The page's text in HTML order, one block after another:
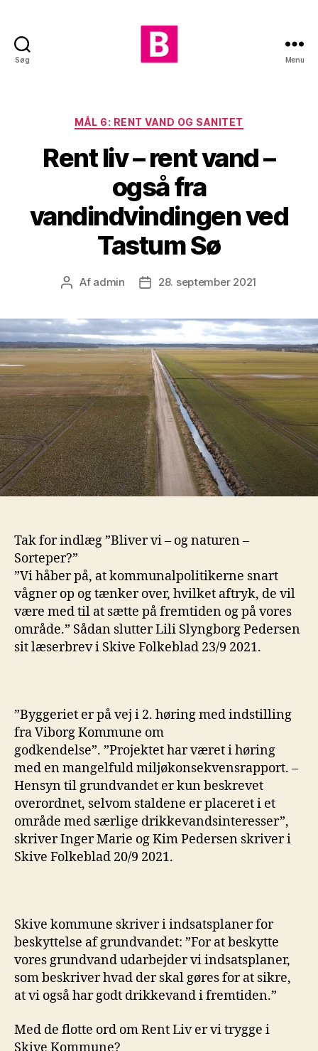
Søg Menu
Kategorier
MÅL 6: RENT VAND OG SANITET
Rent liv – rent vand –
også fra
vandindvindingen ved
Tastum Sø
Indlægsforfatter
Af admin Indlægsdato
28. september 2021
Tak for indlæg ”Bliver vi – og naturen –
Sorteper?”
”Vi håber på, at kommunalpolitikerne snart
vågner op og tænker over, hvilket aftryk, de vil
være med til at sætte på fremtiden og på vores
område.” Sådan slutter Lili Slyngborg Pedersen
sit læserbrev i Skive Folkeblad 23/9 2021.
”Byggeriet er på vej i 2. høring med indstilling
fra Viborg Kommune om
godkendelse”. ”Projektet har været i høring
med en mangelfuld miljøkonsekvensrapport. –
Hensyn til grundvandet er kun beskrevet
overordnet, selvom staldene er placeret i et
område med særlige drikkevandsinteresser”,
skriver Inger Marie og Kim Pedersen skriver i
Skive Folkeblad 20/9 2021.
Skive kommune skriver i indsatsplaner for
beskyttelse af grundvandet: ”For at beskytte
vores grundvand udarbejder vi indsatsplaner,
som beskriver hvad der skal gøres for at sikre,
at vi også har godt drikkevand i fremtiden.”
Med de flotte ord om Rent Liv er vi trygge i
Skive Kommune?